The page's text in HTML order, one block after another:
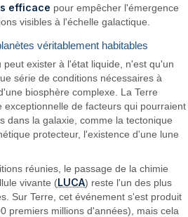
efficace pour empêcher l'émergence
visibles à l'échelle galactique.
véritablement habitables
exister à l'état liquide, n'est qu'un
série de conditions nécessaires à
biosphère complexe. La Terre
exceptionnelle de facteurs qui pourraient
dans la galaxie, comme la tectonique
protecteur, l'existence d'une lune
réunies, le passage de la chimie
vivante (LUCA) reste l'un des plus
Sur Terre, cet événement s'est produit
premiers millions d'années), mais cela